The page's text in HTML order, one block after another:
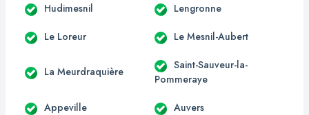
Hudimesnil Lengronne
Le Loreur Le Mesnil-Aubert
La Meurdraquière
Saint-Sauveur-la-
Pommeraye
Appeville Auvers